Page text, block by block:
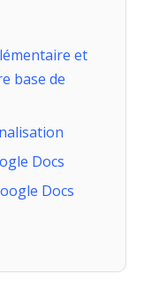
et
base de
Docs
Docs